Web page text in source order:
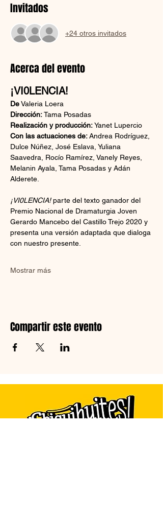
Invitados
+24 otros invitados
Acerca del evento
¡VI0LENCIA!
De Valeria Loera
Dirección: Tama Posadas
Realización y producción: Yanet Lupercio
Con las actuaciones de: Andrea Rodríguez,
Dulce Núñez, José Eslava, Yuliana
Saavedra, Rocío Ramírez, Vanely Reyes,
Melanin Ayala, Tama Posadas y Adán
Alderete.
¡VI0LENCIA! parte del texto ganador del
Premio Nacional de Dramaturgia Joven
Gerardo Mancebo del Castillo Trejo 2020 y
presenta una versión adaptada que dialoga
con nuestro presente.
Mostrar más
Compartir este evento